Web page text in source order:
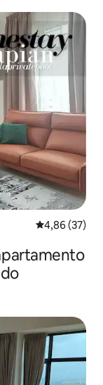
4,86 de uma
4,86 (37)